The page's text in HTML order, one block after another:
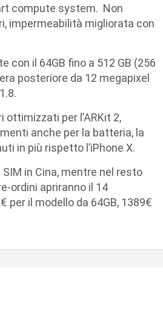
compute system. Non
impermeabilità migliorata con
con il 64GB fino a 512 GB (256
posteriore da 12 megapixel
per l’ARKit 2,
anche per la batteria, la
in più rispetto l’iPhone X.
in Cina, mentre nel resto
ordini apriranno il 14
il modello da 64GB, 1389€